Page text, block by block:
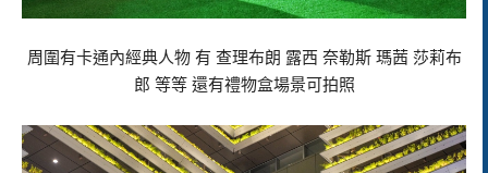
周圍有卡通內經典人物 有 查理布朗 露西 奈勒斯 瑪茜 莎莉布
郎 等等 還有禮物盒場景可拍照